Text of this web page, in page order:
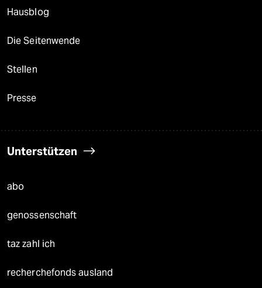
Hausblog
Die Seitenwende
Stellen
Presse
Unterstützen
abo
genossenschaft
taz zahl ich
recherchefonds ausland